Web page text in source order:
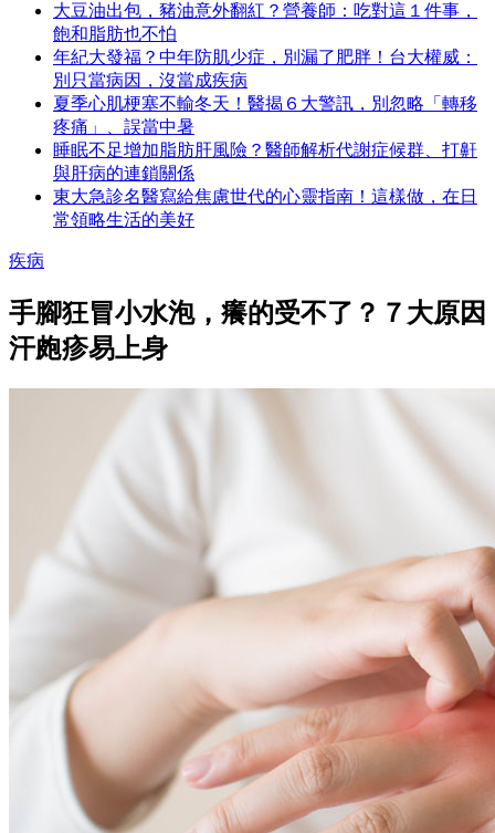
大豆油出包，豬油意外翻紅？營養師：吃對這１件事，
飽和脂肪也不怕
年紀大發福？中年防肌少症，別漏了肥胖！台大權威：
別只當病因，沒當成疾病
夏季心肌梗塞不輸冬天！醫揭６大警訊，別忽略「轉移
疼痛」、誤當中暑
睡眠不足增加脂肪肝風險？醫師解析代謝症候群、打鼾
與肝病的連鎖關係
東大急診名醫寫給焦慮世代的心靈指南！這樣做，在日
常領略生活的美好
疾病
手腳狂冒小水泡，癢的受不了？７大原因
汗皰疹易上身